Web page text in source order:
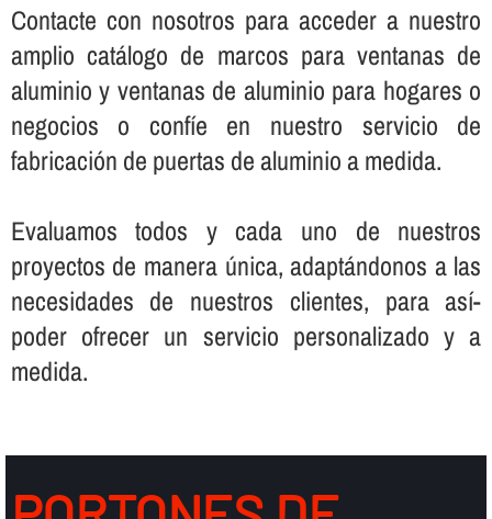
Contacte con nosotros para acceder a nuestro
amplio catálogo de marcos para ventanas de
aluminio y ventanas de aluminio para hogares o
negocios o confí­e en nuestro servicio de
fabricación de puertas de aluminio a medida.
Evaluamos todos y cada uno de nuestros
proyectos de manera única, adaptándonos a las
necesidades de nuestros clientes, para así­
poder ofrecer un servicio personalizado y a
medida.